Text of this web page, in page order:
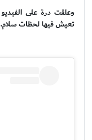
وعلقت درة على
تعيش فيها لحظات سلام.